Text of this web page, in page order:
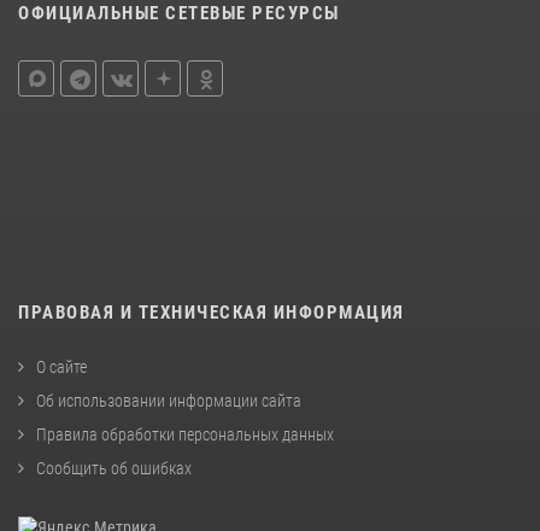
ОФИЦИАЛЬНЫЕ СЕТЕВЫЕ РЕСУРСЫ
ПРАВОВАЯ И ТЕХНИЧЕСКАЯ ИНФОРМАЦИЯ
О сайте
Об использовании информации сайта
Правила обработки персональных данных
Сообщить об ошибках